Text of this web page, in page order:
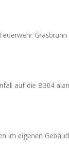
auf die B304
im eigenen